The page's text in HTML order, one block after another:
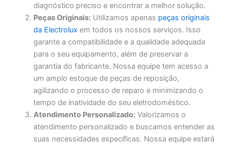
diagnóstico preciso e encontrar a melhor solução.
Peças Originais: Utilizamos apenas peças originais
da Electrolux em todos os nossos serviços. Isso
garante a compatibilidade e a qualidade adequada
para o seu equipamento, além de preservar a
garantia do fabricante. Nossa equipe tem acesso a
um amplo estoque de peças de reposição,
agilizando o processo de reparo e minimizando o
tempo de inatividade do seu eletrodoméstico.
Atendimento Personalizado: Valorizamos o
atendimento personalizado e buscamos entender as
suas necessidades específicas. Nossa equipe estará